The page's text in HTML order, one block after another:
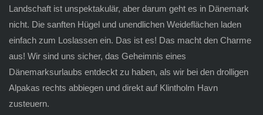
Landschaft ist unspektakulär, aber darum geht es in Dänemark
nicht. Die sanften Hügel und unendlichen Weideflächen laden
einfach zum Loslassen ein. Das ist es! Das macht den Charme
aus! Wir sind uns sicher, das Geheimnis eines
Dänemarksurlaubs entdeckt zu haben, als wir bei den drolligen
Alpakas rechts abbiegen und direkt auf Klintholm Havn
zusteuern.